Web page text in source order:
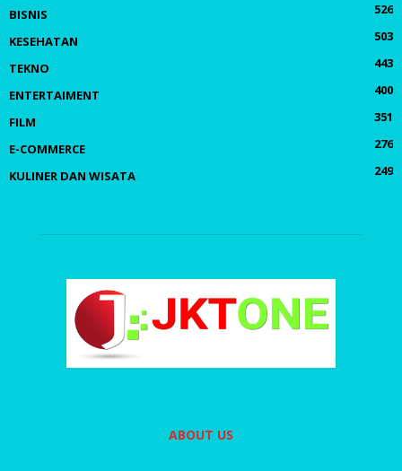
BISNIS
526
KESEHATAN
503
TEKNO
443
ENTERTAIMENT
400
FILM
351
E-COMMERCE
276
KULINER DAN WISATA
249
ABOUT US